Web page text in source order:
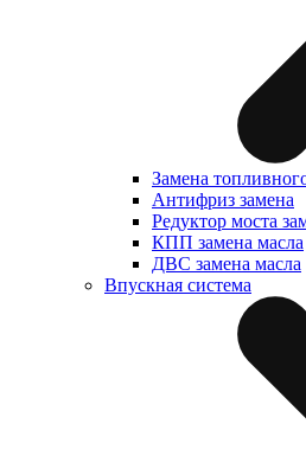
Замена
Антифриз замена
Редуктор моста
КПП замена масла
ДВС замена масла
Впускная система